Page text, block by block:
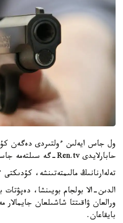
ول جاس ايەلىن ءولتىردى دەگەن
حابارلايدى Ren.tv-گە سىلتەمە جاساعان KAZ. NUR. KZ.
تەلەارنانىڭ مالىمتەتىنشە،
الدىن-الا بولجام بويىنشا، دەپۋتات
ورالعان ۋاقىتتا شاشىلعان
بايقاعان.